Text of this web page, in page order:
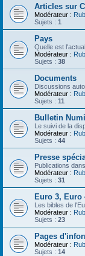
Articles sur
Modérateur :
Sujets : 1
Pays
Quelle est
Modérateur :
Sujets : 38
Documents
Discussions
Modérateur :
Sujets : 11
Bulletin
Le suivi de la
Modérateur :
Sujets : 44
Presse
Publications
Modérateur :
Sujets : 31
Euro 3, Euro
Les bibles de
Modérateur :
Sujets : 23
Pages
Modérateur :
Sujets : 14